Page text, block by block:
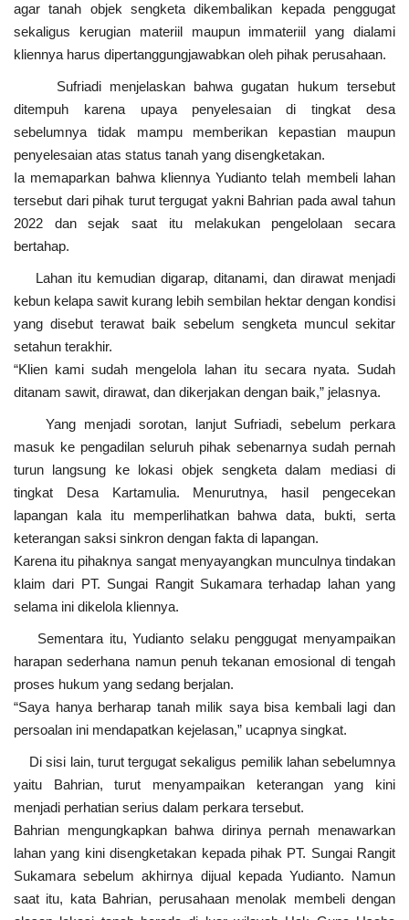
agar tanah objek sengketa dikembalikan kepada penggugat
sekaligus kerugian materiil maupun immateriil yang dialami
kliennya harus dipertanggungjawabkan oleh pihak perusahaan.
Sufriadi menjelaskan bahwa gugatan hukum tersebut
ditempuh karena upaya penyelesaian di tingkat desa
sebelumnya tidak mampu memberikan kepastian maupun
penyelesaian atas status tanah yang disengketakan.
Ia memaparkan bahwa kliennya Yudianto telah membeli lahan
tersebut dari pihak turut tergugat yakni Bahrian pada awal tahun
2022 dan sejak saat itu melakukan pengelolaan secara
bertahap.
Lahan itu kemudian digarap, ditanami, dan dirawat menjadi
kebun kelapa sawit kurang lebih sembilan hektar dengan kondisi
yang disebut terawat baik sebelum sengketa muncul sekitar
setahun terakhir.
“Klien kami sudah mengelola lahan itu secara nyata. Sudah
ditanam sawit, dirawat, dan dikerjakan dengan baik,” jelasnya.
Yang menjadi sorotan, lanjut Sufriadi, sebelum perkara
masuk ke pengadilan seluruh pihak sebenarnya sudah pernah
turun langsung ke lokasi objek sengketa dalam mediasi di
tingkat Desa Kartamulia. Menurutnya, hasil pengecekan
lapangan kala itu memperlihatkan bahwa data, bukti, serta
keterangan saksi sinkron dengan fakta di lapangan.
Karena itu pihaknya sangat menyayangkan munculnya tindakan
klaim dari PT. Sungai Rangit Sukamara terhadap lahan yang
selama ini dikelola kliennya.
Sementara itu, Yudianto selaku penggugat menyampaikan
harapan sederhana namun penuh tekanan emosional di tengah
proses hukum yang sedang berjalan.
“Saya hanya berharap tanah milik saya bisa kembali lagi dan
persoalan ini mendapatkan kejelasan,” ucapnya singkat.
Di sisi lain, turut tergugat sekaligus pemilik lahan sebelumnya
yaitu Bahrian, turut menyampaikan keterangan yang kini
menjadi perhatian serius dalam perkara tersebut.
Bahrian mengungkapkan bahwa dirinya pernah menawarkan
lahan yang kini disengketakan kepada pihak PT. Sungai Rangit
Sukamara sebelum akhirnya dijual kepada Yudianto. Namun
saat itu, kata Bahrian, perusahaan menolak membeli dengan